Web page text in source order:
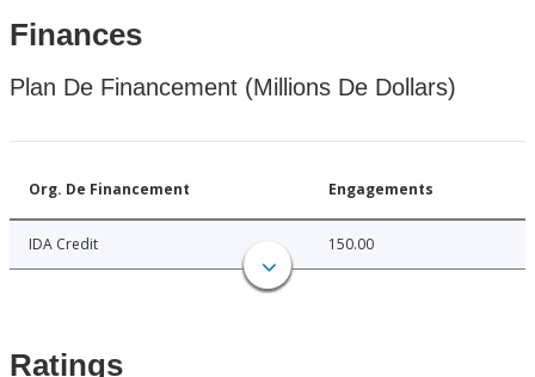
Finances
Plan De Financement (Millions De Dollars)
Org. De Financement Engagements
IDA Credit 150.00
Ratings